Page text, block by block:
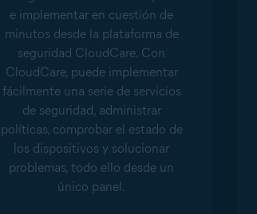
e implementar en cuestión de
minutos desde la plataforma de
seguridad CloudCare. Con
CloudCare, puede implementar
fácilmente una serie de servicios
de seguridad, administrar
políticas, comprobar el estado de
los dispositivos y solucionar
problemas, todo ello desde un
único panel.